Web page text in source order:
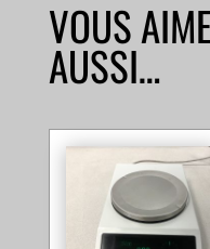
VOUS
AUSSI…